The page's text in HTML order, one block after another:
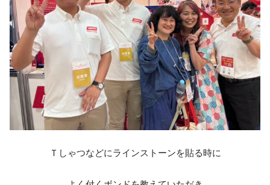
Ｔしゃつなどにラインストーンを貼る時に